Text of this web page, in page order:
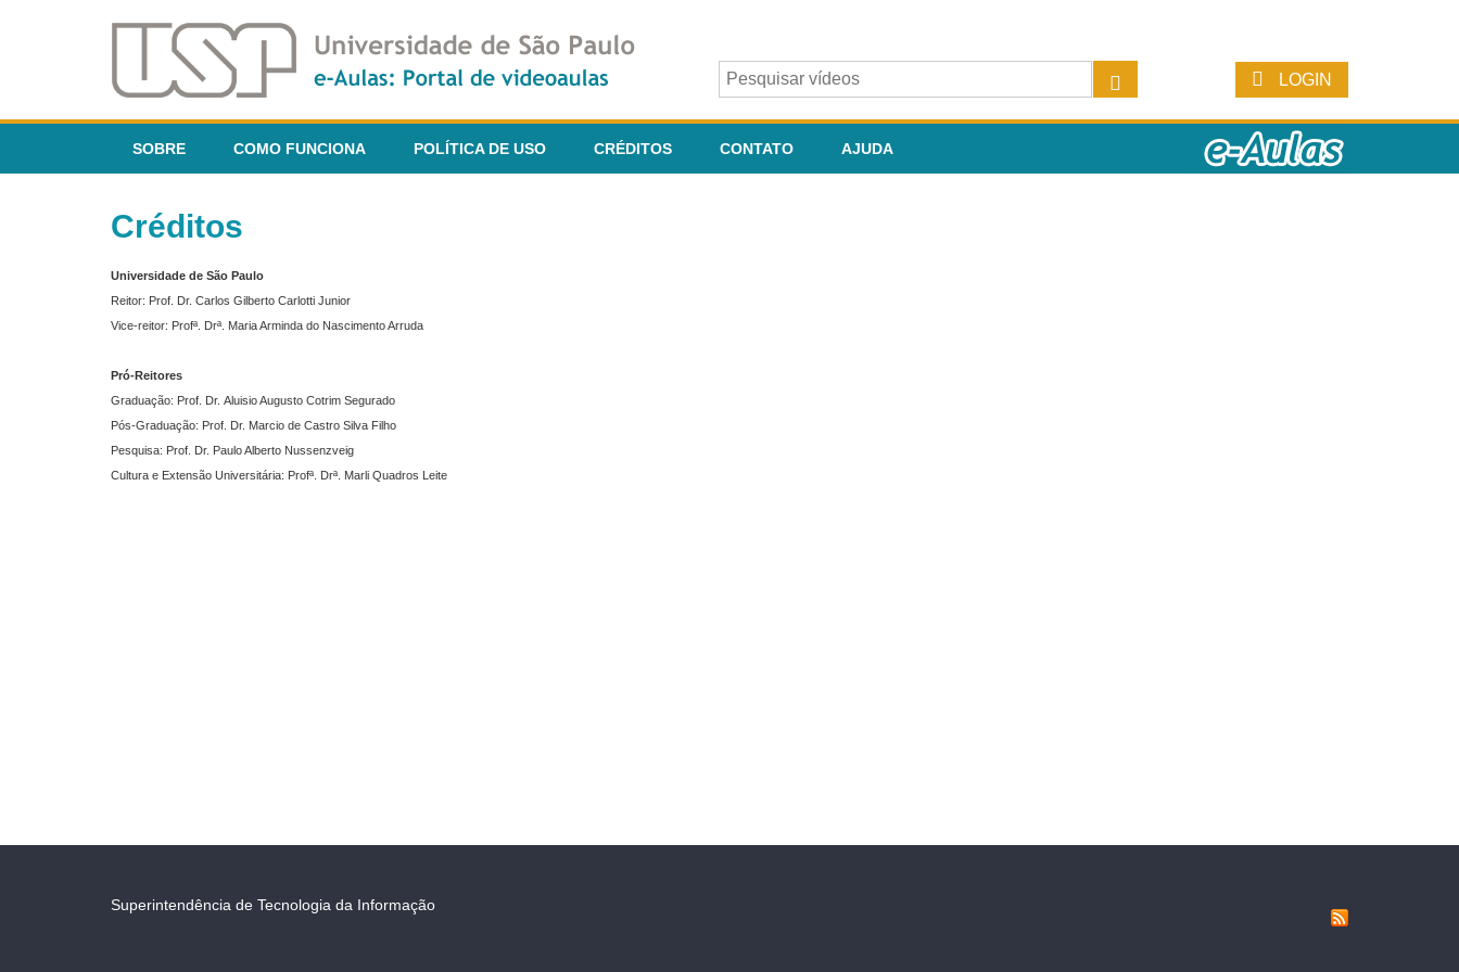
LOGIN
SOBRE COMO FUNCIONA POLÍTICA DE USO CRÉDITOS CONTATO AJUDA
Créditos
Universidade de São Paulo
Reitor: Prof. Dr. Carlos Gilberto Carlotti Junior
Vice-reitor: Profª. Drª. Maria Arminda do Nascimento Arruda
Pró-Reitores
Graduação: Prof. Dr. Aluisio Augusto Cotrim Segurado
Pós-Graduação: Prof. Dr. Marcio de Castro Silva Filho
Pesquisa: Prof. Dr. Paulo Alberto Nussenzveig
Cultura e Extensão Universitária: Profª. Drª. Marli Quadros Leite
Superintendência de Tecnologia da Informação